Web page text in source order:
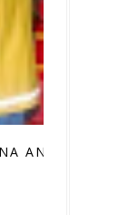
ANAK